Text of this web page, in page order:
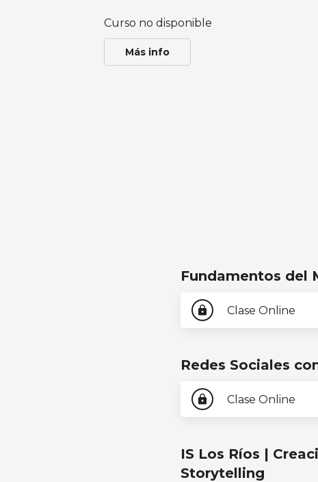
Curso no disponible
Más info
Fundamentos del
lock Clase Online
Redes Sociales
lock Clase Online
IS Los Ríos |
Storytelling